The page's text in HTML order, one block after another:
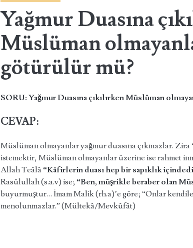
Yağmur Duasına
Müslüman
götürülür mü?
SORU: Yağmur Duasına çıkılırken Müslüman
CEVAP:
Müslüman olmayanlar yağmur duasına çıkmazlar. Zira
istemektir, Müslüman olmayanlar üzerine ise rahmet
Allah Teâlâ“Kâfirlerin duası hep bir sapıklık
Rasûlullah (s.a.v) ise;“Ben, müşrikle beraber olan
buyurmuştur… İmam Malik (rh.a)’e göre; “Onlar
menolunmazlar.” (Mültekâ/Mevkûfât)